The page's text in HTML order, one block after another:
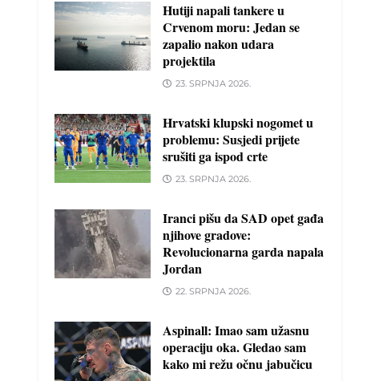
Hutiji napali tankere u
Crvenom moru: Jedan se
zapalio nakon udara
projektila
23. SRPNJA 2026.
Hrvatski klupski nogomet u
problemu: Susjedi prijete
srušiti ga ispod crte
23. SRPNJA 2026.
Iranci pišu da SAD opet gađa
njihove gradove:
Revolucionarna garda napala
Jordan
22. SRPNJA 2026.
Aspinall: Imao sam užasnu
operaciju oka. Gledao sam
kako mi režu očnu jabučicu